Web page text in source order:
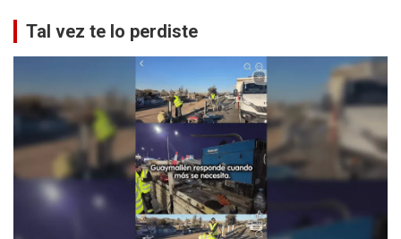
Tal vez te lo perdiste